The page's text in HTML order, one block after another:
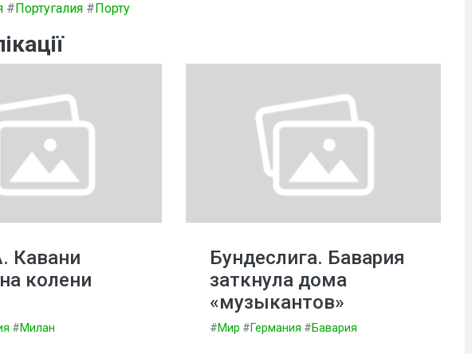
#Португалия #Порту
Кавани
колени
#Милан
Бундеслига. Бавария
заткнула дома
«музыкантов»
#Мир #Германия #Бавария